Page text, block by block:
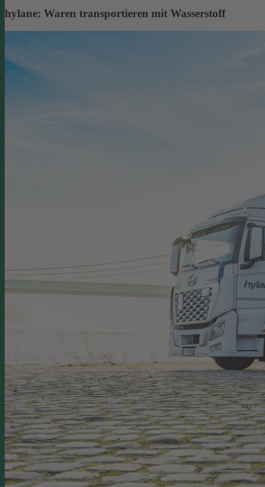
hylane: Waren transportieren mit Wasserstoff